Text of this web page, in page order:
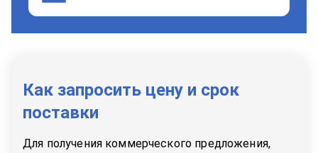
Как запросить цену и срок
поставки
Для получения коммерческого предложения,